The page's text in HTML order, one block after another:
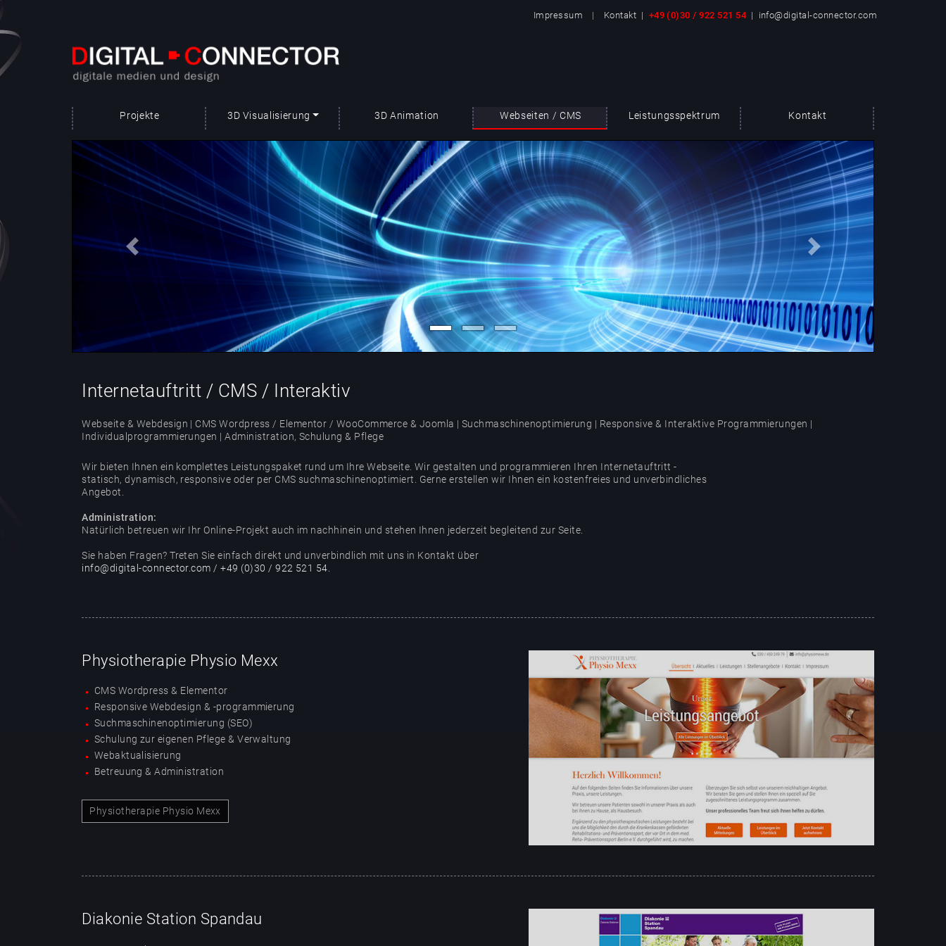
Kontakt | +49 (0)30 / 922 521 54 | info@digital-connector.com
|
Impressum
Projekte 3D Visualisierung 3D Animation Webseiten / CMS Leistungsspektrum Kontakt
Previous Next
Internetauftritt / CMS / Interaktiv
Webseite & Webdesign | CMS Wordpress / Elementor / WooCommerce & Joomla | Suchmaschinenoptimierung | Responsive & Interaktive Programmierungen |
Individualprogrammierungen | Administration, Schulung & Pflege
Wir bieten Ihnen ein komplettes Leistungspaket rund um Ihre Webseite. Wir gestalten und programmieren Ihren Internetauftritt -
statisch, dynamisch, responsive oder per CMS suchmaschinenoptimiert. Gerne erstellen wir Ihnen ein kostenfreies und unverbindliches
Angebot.
Administration:
Natürlich betreuen wir Ihr Online-Projekt auch im nachhinein und stehen Ihnen jederzeit begleitend zur Seite.
Sie haben Fragen? Treten Sie einfach direkt und unverbindlich mit uns in Kontakt über
info@digital-connector.com / +49 (0)30 / 922 521 54.
Physiotherapie Physio Mexx
CMS Wordpress & Elementor
Responsive Webdesign & -programmierung
Suchmaschinenoptimierung (SEO)
Schulung zur eigenen Pflege & Verwaltung
Webaktualisierung
Betreuung & Administration
Physiotherapie Physio Mexx
Diakonie Station Spandau